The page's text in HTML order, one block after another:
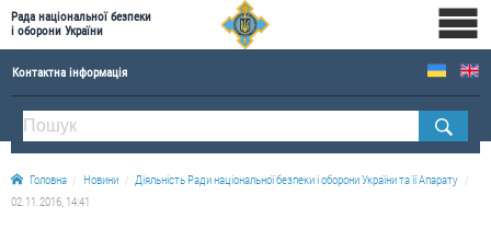
Рада національної безпеки
і оборони України
Контактна інформація
ПРО РНБОУ
Склад Ради національної безпеки і оборони України
Апарат Ради національної безпеки і оборони України
Головна Новини
Діяльність Ради національної безпеки і оборони України та її Апарату
02.11.2016, 14:41